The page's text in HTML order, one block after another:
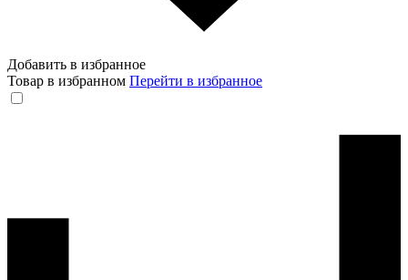
Добавить в избранное
Товар в избранном Перейти в избранное